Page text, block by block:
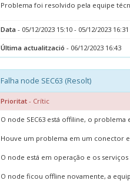
Problema foi resolvido pela equipe
Data - 05/12/2023 15:10 - 05/12/2023 16:31
Última actualització - 06/12/2023 16:43
Falha node SEC63 (Resolt)
Prioritat- Crític
O node SEC63 está offiline, o
Houve um problema em um conector
O node está em operação e os
O node ficou offline novamente, a